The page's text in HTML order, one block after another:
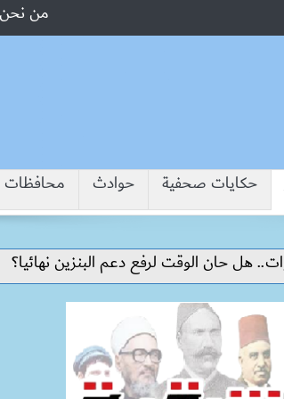
من نحن
حكايات صحفية حوادث محافظات